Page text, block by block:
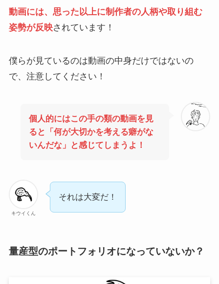
動画には、思った以上に制作者の人柄や取り組む
姿勢が反映されています！
僕らが見ているのは動画の中身だけではないの
で、注意してください！
個人的にはこの手の類の動画を見
ると「何が大切かを考える癖がな
いんだな」と感じてしまうよ！
キウイくん
それは大変だ！
量産型のポートフォリオになっていないか？